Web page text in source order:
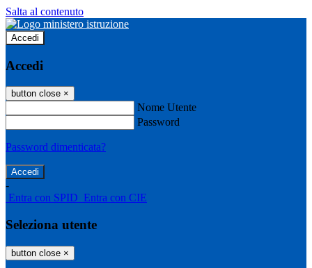
Salta al contenuto
Accedi
Accedi
button close ×
Nome Utente
Password
Password dimenticata?
-
Entra con SPID Entra con CIE
Seleziona utente
button close ×